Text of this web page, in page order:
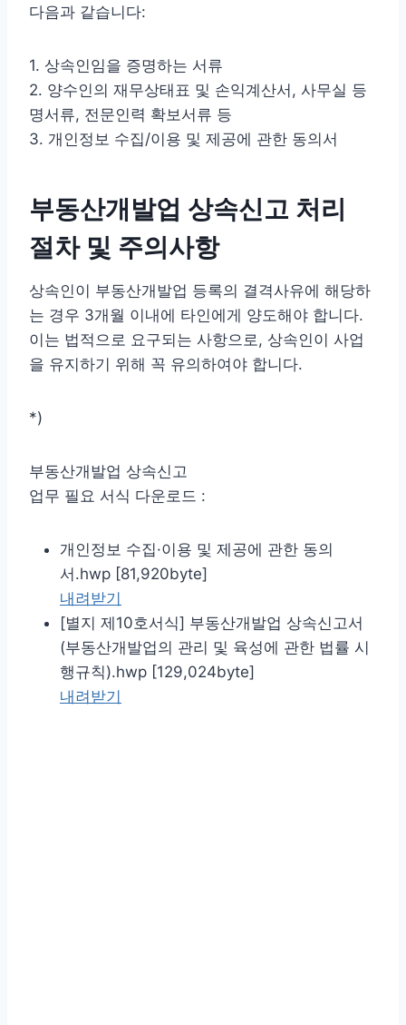
다음과 같습니다:
1. 상속인임을 증명하는 서류
2. 양수인의 재무상태표 및 손익계산서, 사무실 등
명서류, 전문인력 확보서류 등
3. 개인정보 수집/이용 및 제공에 관한 동의서
부동산개발업 상속신고 처리
절차 및 주의사항
상속인이 부동산개발업 등록의 결격사유에 해당하
는 경우 3개월 이내에 타인에게 양도해야 합니다.
이는 법적으로 요구되는 사항으로, 상속인이 사업
을 유지하기 위해 꼭 유의하여야 합니다.
*)
부동산개발업 상속신고
업무 필요 서식 다운로드 :
개인정보 수집·이용 및 제공에 관한 동의
서.hwp [81,920byte]
내려받기
[별지 제10호서식] 부동산개발업 상속신고서
(부동산개발업의 관리 및 육성에 관한 법률 시
행규칙).hwp [129,024byte]
내려받기